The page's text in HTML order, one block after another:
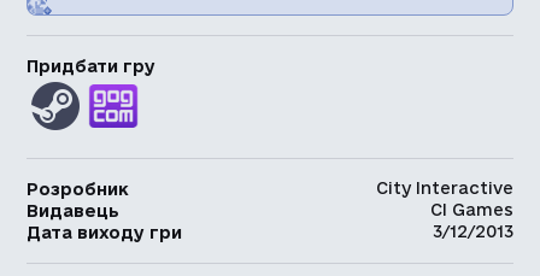
Придбати гру
Розробник
City Interactive
Видавець
CI Games
Дата виходу гри
3/12/2013